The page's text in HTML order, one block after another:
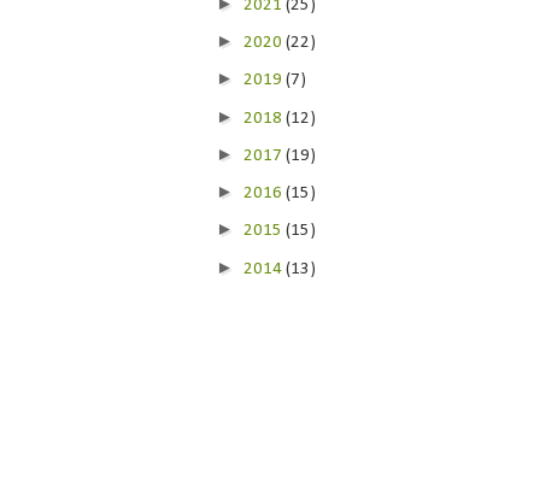
2021(25)
► 2020(22)
► 2019(7)
► 2018(12)
► 2017(19)
► 2016(15)
► 2015(15)
► 2014(13)